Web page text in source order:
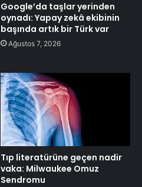
Google’da taşlar yerinden
oynadı: Yapay zekâ ekibinin
başında artık bir Türk var
Ağustos 7, 2026
Tıp literatürüne geçen nadir
vaka: Milwaukee Omuz
Sendromu